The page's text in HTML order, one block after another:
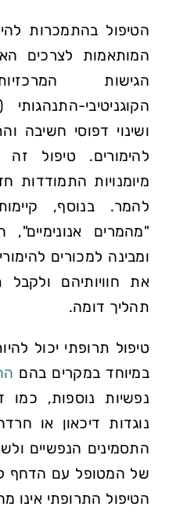
הטיפול בהתמכרות
המותאמות לצרכים
הגישות
הקוגניטיבי-התנהגותי
ושינוי דפוסי חשיבה
להימורים. טיפול
מיומנויות
להמר. בנוסף,
"מהמרים
ומבינה למכורים
את חוויותיהם
תהליך דומה.
טיפול תרופתי יכול
במיוחד במקרים בהם
נפשיות נוספות, כמו
נוגדות דיכאון או
התסמינים הנפשיים
של המטופל עם הדחף
הטיפול התרופתי אינו